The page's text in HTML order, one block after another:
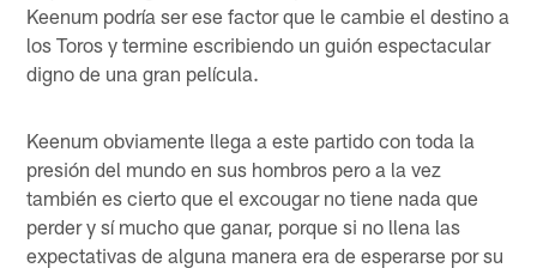
Keenum podría ser ese factor que le cambie el destino a
los Toros y termine escribiendo un guión espectacular
digno de una gran película.
Keenum obviamente llega a este partido con toda la
presión del mundo en sus hombros pero a la vez
también es cierto que el excougar no tiene nada que
perder y sí mucho que ganar, porque si no llena las
expectativas de alguna manera era de esperarse por su